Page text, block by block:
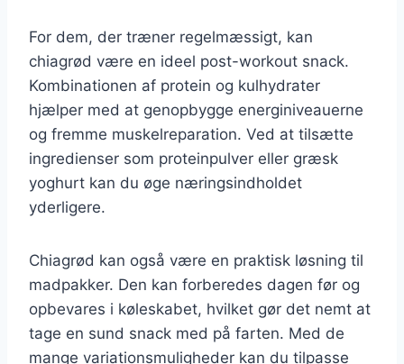
For dem, der træner regelmæssigt, kan
chiagrød være en ideel post-workout snack.
Kombinationen af protein og kulhydrater
hjælper med at genopbygge energiniveauerne
og fremme muskelreparation. Ved at tilsætte
ingredienser som proteinpulver eller græsk
yoghurt kan du øge næringsindholdet
yderligere.
Chiagrød kan også være en praktisk løsning til
madpakker. Den kan forberedes dagen før og
opbevares i køleskabet, hvilket gør det nemt at
tage en sund snack med på farten. Med de
mange variationsmuligheder kan du tilpasse